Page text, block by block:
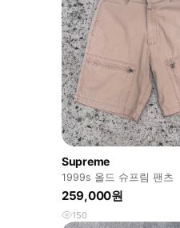
Supreme
1999s 올드 슈프림 팬츠
259,000원
150